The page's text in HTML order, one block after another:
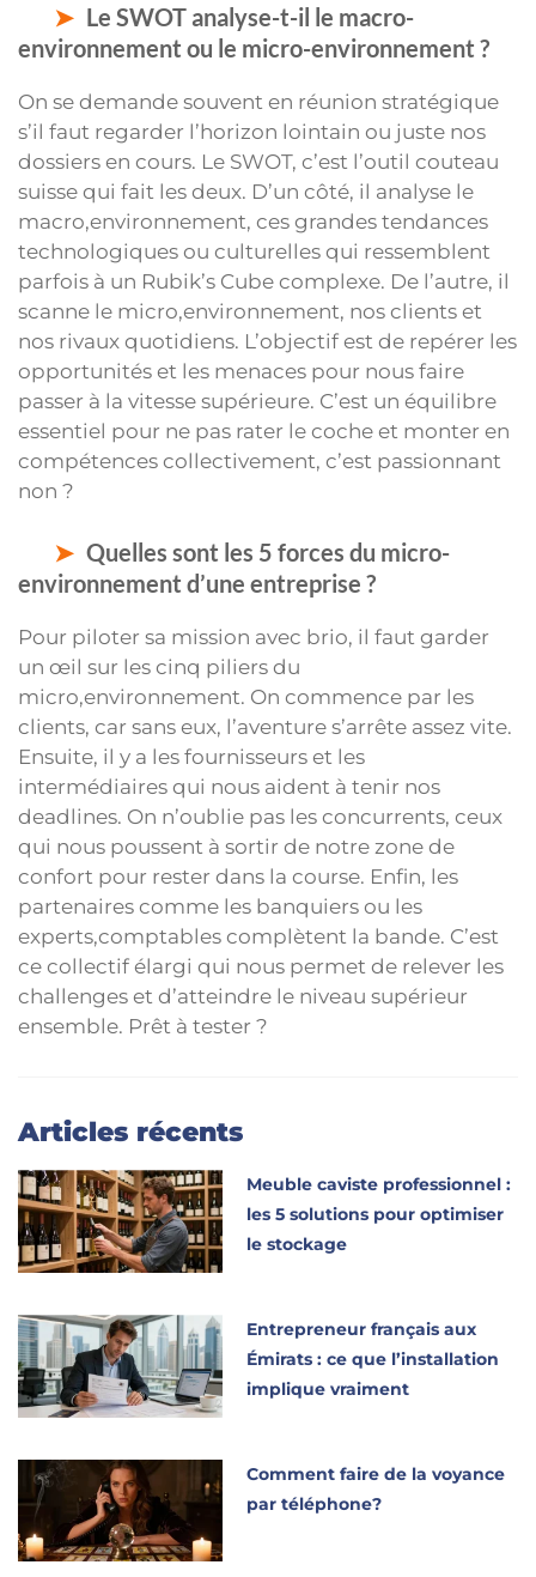
Le SWOT analyse-t-il le macro-
environnement ou le micro-environnement ?
On se demande souvent en réunion stratégique
s’il faut regarder l’horizon lointain ou juste nos
dossiers en cours. Le SWOT, c’est l’outil couteau
suisse qui fait les deux. D’un côté, il analyse le
macro,environnement, ces grandes tendances
technologiques ou culturelles qui ressemblent
parfois à un Rubik’s Cube complexe. De l’autre, il
scanne le micro,environnement, nos clients et
nos rivaux quotidiens. L’objectif est de repérer les
opportunités et les menaces pour nous faire
passer à la vitesse supérieure. C’est un équilibre
essentiel pour ne pas rater le coche et monter en
compétences collectivement, c’est passionnant
non ?
Quelles sont les 5 forces du micro-
environnement d’une entreprise ?
Pour piloter sa mission avec brio, il faut garder
un œil sur les cinq piliers du
micro,environnement. On commence par les
clients, car sans eux, l’aventure s’arrête assez vite.
Ensuite, il y a les fournisseurs et les
intermédiaires qui nous aident à tenir nos
deadlines. On n’oublie pas les concurrents, ceux
qui nous poussent à sortir de notre zone de
confort pour rester dans la course. Enfin, les
partenaires comme les banquiers ou les
experts,comptables complètent la bande. C’est
ce collectif élargi qui nous permet de relever les
challenges et d’atteindre le niveau supérieur
ensemble. Prêt à tester ?
Articles récents
Meuble caviste professionnel :
les 5 solutions pour optimiser
le stockage
Entrepreneur français aux
Émirats : ce que l’installation
implique vraiment
Comment faire de la voyance
par téléphone?